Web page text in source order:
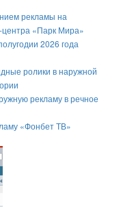
рекламы на
центра «Парк Мира»
2026 года
ролики в наружной
рекламу в речное
«Фонбет ТВ»